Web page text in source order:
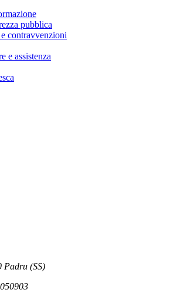
pubblica
contravvenzioni
e assistenza
Padru (SS)